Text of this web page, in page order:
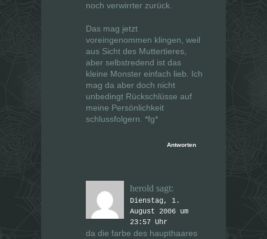
noch verwirrter zurück.
Das mag jetzt
voreingenommen klingen, weil
aus Sicht des Muttertieres,
aber selbstredend ist das
kleine Monster einfach lieb. Ich
mag da aber doch nicht
unbedingt Rückschlüsse auf
meine Persönlichkeit
schlussfolgern. *fg*
Antworten
herold sagt:
Dienstag, 1.
August 2006 um
23:57 Uhr
da die farbe des haupthaares